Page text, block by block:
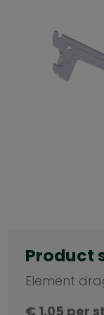
Product
Element
€ 1,05 per